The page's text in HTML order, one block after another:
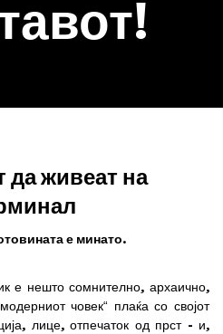
да живеат на
е минато.
е нешто сомнително, архаично,
човек“ плаќа со својот
лице, отпечаток од прст - и,